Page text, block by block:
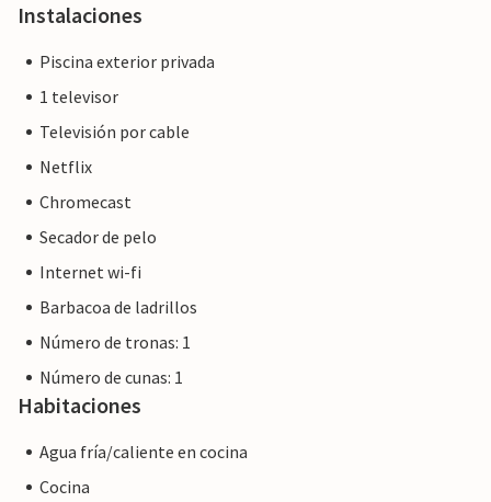
Instalaciones
Piscina exterior privada
1 televisor
Televisión por cable
Netflix
Chromecast
Secador de pelo
Internet wi-fi
Barbacoa de ladrillos
Número de tronas: 1
Número de cunas: 1
Habitaciones
Agua fría/caliente en cocina
Cocina